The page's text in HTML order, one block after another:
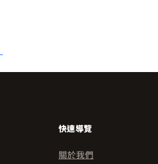
快速導覽
關於我們